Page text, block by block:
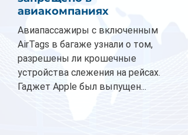
авиакомпаниях
Авиапассажиры с включенным
AirTags в багаже узнали о том,
разрешены ли крошечные
устройства слежения на рейсах.
Гаджет Apple был выпущен...